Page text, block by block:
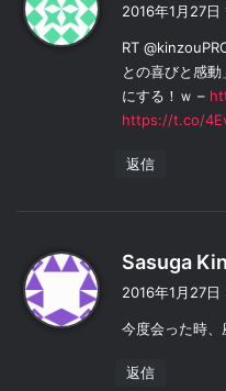
2016年1月27日
RT
との喜びと感
にする！ｗ –
https://t.co/
返信
Sasuga
2016年1月27
今度会った時、
返信